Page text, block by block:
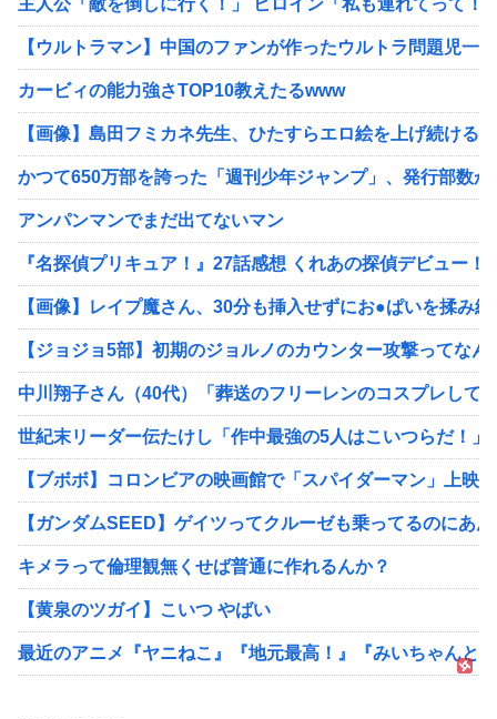
【ウルトラマン】中国のファンが作ったウルトラ問題児一
カービィの能力強さTOP10教えたるwww
【画像】島田フミカネ先生、ひたすらエロ絵を上げ続ける
かつて650万部を誇った「週刊少年ジャンプ」、発行部数
アンパンマンでまだ出てないマン
『名探偵プリキュア！』27話感想 くれあの探偵デビュー
【画像】レイプ魔さん、30分も挿入せずにお●ぱいを揉み
【ジョジョ5部】初期のジョルノのカウンター攻撃ってなん
中川翔子さん（40代）「葬送のフリーレンのコスプレして
世紀末リーダー伝たけし「作中最強の5人はこいつらだ！」
【ブボボ】コロンビアの映画館で「スパイダーマン」上映
【ガンダムSEED】ゲイツってクルーゼも乗ってるのにあ
キメラって倫理観無くせば普通に作れるんか？
【黄泉のツガイ】こいつ やばい
最近のアニメ『ヤニねこ』『地元最高！』『みいちゃんと